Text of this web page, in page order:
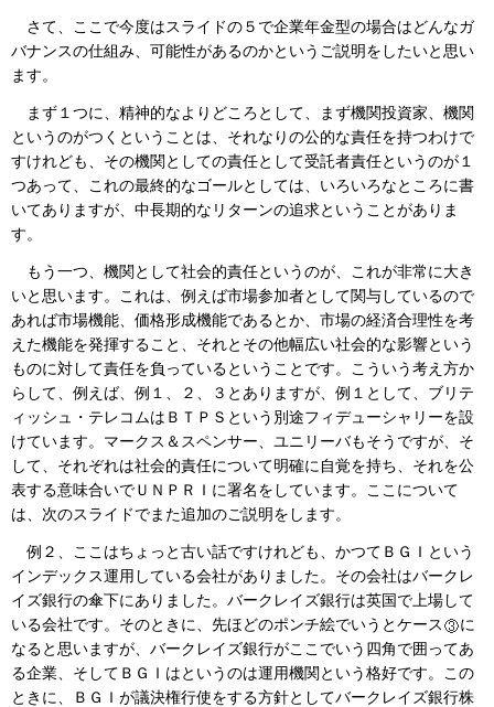
さて、ここで今度はスライドの５で企業年金型の場合はどんなガ
バナンスの仕組み、可能性があるのかというご説明をしたいと思い
ます。
まず１つに、精神的なよりどころとして、まず機関投資家、機関
というのがつくということは、それなりの公的な責任を持つわけで
すけれども、その機関としての責任として受託者責任というのが１
つあって、これの最終的なゴールとしては、いろいろなところに書
いてありますが、中長期的なリターンの追求ということがありま
す。
もう一つ、機関として社会的責任というのが、これが非常に大き
いと思います。これは、例えば市場参加者として関与しているので
あれば市場機能、価格形成機能であるとか、市場の経済合理性を考
えた機能を発揮すること、それとその他幅広い社会的な影響という
ものに対して責任を負っているということです。こういう考え方か
らして、例えば、例１、２、３とありますが、例１として、ブリテ
ィッシュ・テレコムはＢＴＰＳという別途フィデューシャリーを設
けています。マークス＆スペンサー、ユニリーバもそうですが、そ
して、それぞれは社会的責任について明確に自覚を持ち、それを公
表する意味合いでＵＮＰＲＩに署名をしています。ここについて
は、次のスライドでまた追加のご説明をします。
例２、ここはちょっと古い話ですけれども、かつてＢＧＩという
インデックス運用している会社がありました。その会社はバークレ
イズ銀行の傘下にありました。バークレイズ銀行は英国で上場して
いる会社です。そのときに、先ほどのポンチ絵でいうとケース
に
なると思いますが、バークレイズ銀行がここでいう四角で囲ってあ
る企業、そしてＢＧＩはというのは運用機関という格好です。この
ときに、ＢＧＩが議決権行使をする方針としてバークレイズ銀行株